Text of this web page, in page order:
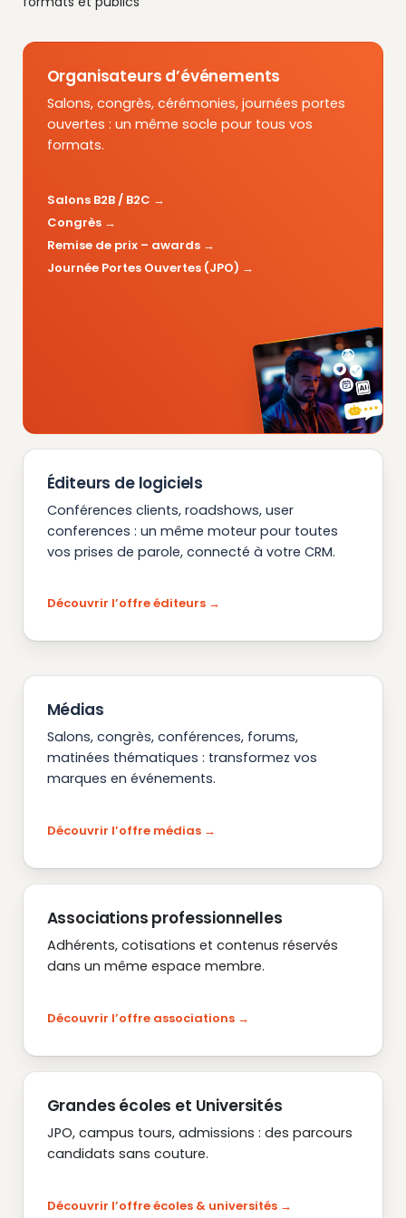
Organisateurs d’événements
Salons, congrès, cérémonies, journées portes
ouvertes : un même socle pour tous vos
formats.
Salons B2B / B2C
Congrès
Remise de prix – awards
Journée Portes Ouvertes (JPO)
Éditeurs de logiciels
Conférences clients, roadshows, user
conferences : un même moteur pour toutes
vos prises de parole, connecté à votre CRM.
Découvrir l’offre éditeurs
Médias
Salons, congrès, conférences, forums,
matinées thématiques : transformez vos
marques en événements.
Découvrir l’offre médias
Associations professionnelles
Adhérents, cotisations et contenus réservés
dans un même espace membre.
Découvrir l’offre associations
Grandes écoles et Universités
JPO, campus tours, admissions : des parcours
candidats sans couture.
Découvrir l’offre écoles & universités